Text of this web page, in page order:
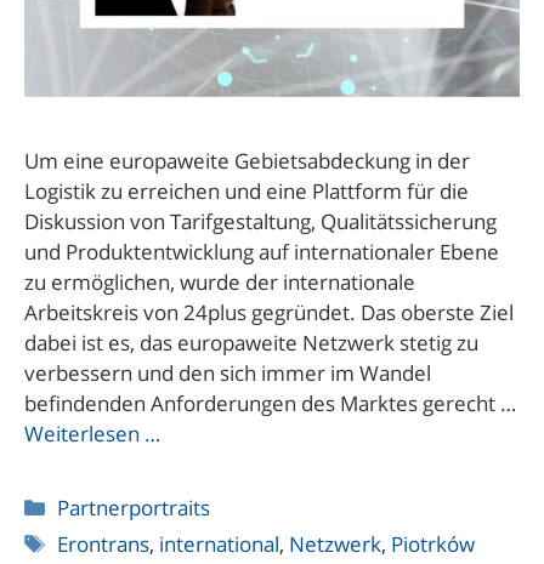
Um eine europaweite Gebietsabdeckung in der
Logistik zu erreichen und eine Plattform für die
Diskussion von Tarifgestaltung, Qualitätssicherung
und Produktentwicklung auf internationaler Ebene
zu ermöglichen, wurde der internationale
Arbeitskreis von 24plus gegründet. Das oberste Ziel
dabei ist es, das europaweite Netzwerk stetig zu
verbessern und den sich immer im Wandel
befindenden Anforderungen des Marktes gerecht …
Weiterlesen …
Kategorien
Partnerportraits
Schlagwörter
Erontrans, international, Netzwerk, Piotrków